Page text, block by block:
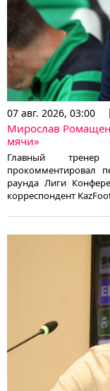
07 авг. 2026, 03:00
Мирослав
мячи»
Главный
прокомментировал
раунда Лиги
корреспондент